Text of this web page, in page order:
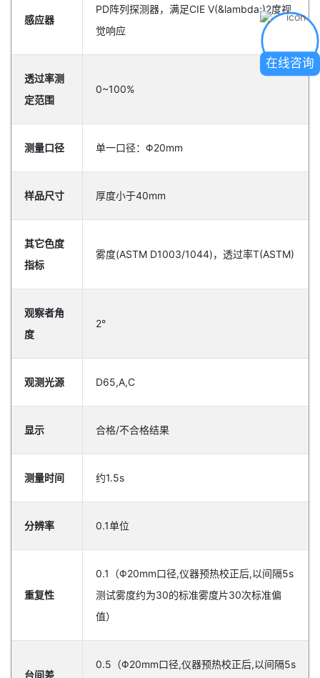
感应器
PD阵列探测器，满足CIE V(&lambda;)2度视
觉响应
透过率测
定范围
0~100%
测量口径 单一口径：Φ20mm
样品尺寸 厚度小于40mm
其它色度
指标
雾度(ASTM D1003/1044)，透过率T(ASTM)
观察者角
度
2°
观测光源 D65,A,C
显示 合格/不合格结果
测量时间 约1.5s
分辨率 0.1单位
重复性
0.1（Φ20mm口径,仪器预热校正后,以间隔5s
测试雾度约为30的标准雾度片30次标准偏
值）
台间差
0.5（Φ20mm口径,仪器预热校正后,以间隔5s
在线咨询